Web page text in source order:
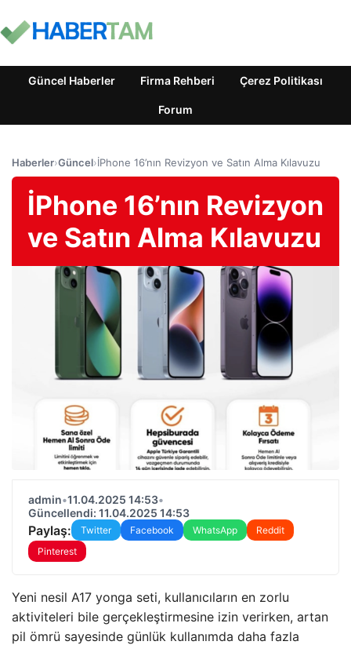
Güncel Haberler Firma Rehberi Çerez Politikası
Forum
Haberler›Güncel›İPhone 16’nın Revizyon ve Satın Alma Kılavuzu
İPhone 16’nın Revizyon
ve Satın Alma Kılavuzu
admin•11.04.2025 14:53•
Güncellendi: 11.04.2025 14:53
Paylaş: Twitter Facebook WhatsApp
Reddit
Pinterest
Yeni nesil A17 yonga seti, kullanıcıların en zorlu
aktiviteleri bile gerçekleştirmesine izin verirken, artan
pil ömrü sayesinde günlük kullanımda daha fazla